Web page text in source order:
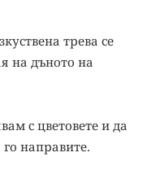
трева се
на дъното на
с цветовете и да
направите.